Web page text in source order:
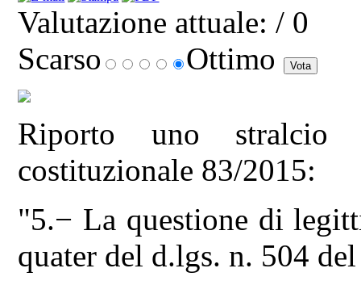
Valutazione attuale: / 0
Scarso
Ottimo
Riporto uno stralcio
costituzionale 83/2015:
"5.− La questione di
quater del d.lgs. n. 504